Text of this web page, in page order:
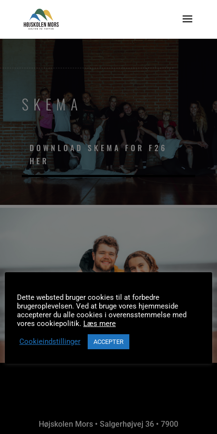
SKEMA
DOWNLOAD SKEMA FOR F26
HER
Højskolen Mors • Salgerhøjvej 36 • 7900
Dette websted bruger cookies til at forbedre
brugeroplevelsen. Ved at bruge vores hjemmeside
accepterer du alle cookies i overensstemmelse med
vores cookiepolitik. Læs mere
Cookieindstillinger ACCEPTER